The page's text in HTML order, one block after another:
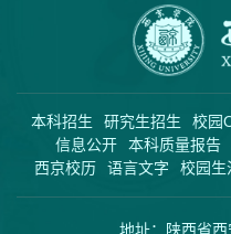
本科招生 研究生招生 校园
信息公开
本科质量报告
西京校历
语言文字 校园生
地址：陕西省